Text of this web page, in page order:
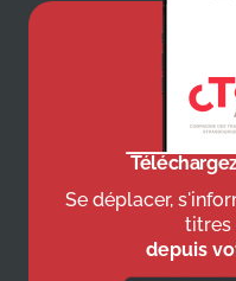
Se déplacer,
titres
depuis